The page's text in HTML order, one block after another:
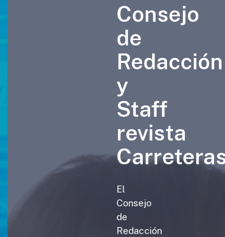
Consejo
de
Redacción
y
Staff
revista
El
Consejo
de
Redacción